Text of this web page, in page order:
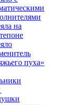
на
пуха»